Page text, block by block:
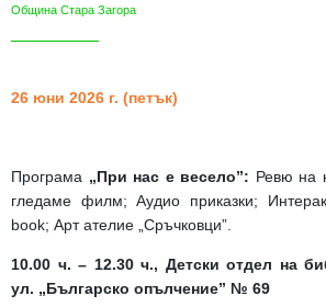
Община Стара Загора
26 юни 2026 г. (петък)
Програма „При нас е весело”: Ревю на
гледаме филм; Аудио приказки;
book; Арт ателие „Сръчковци”.
10.00 ч. – 12.30 ч., Детски отдел на
ул. „Българско опълчение” № 69